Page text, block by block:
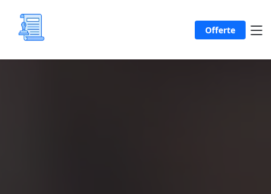
Offerte